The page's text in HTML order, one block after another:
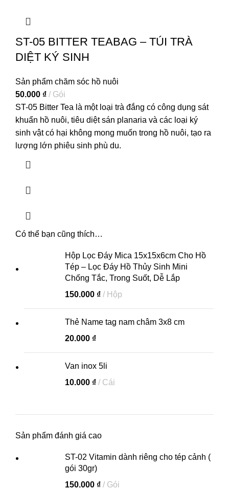
ST-05 BITTER TEABAG – TÚI TRÀ
DIỆT KÝ SINH
Sản phẩm chăm sóc hồ nuôi
50.000 ₫
Gói
ST-05 Bitter Tea là một loại trà đắng có công dụng sát
khuẩn hồ nuôi, tiêu diệt sán planaria và các loại ký
sinh vật có hại không mong muốn trong hồ nuôi, tạo ra
lượng lớn phiêu sinh phù du.
Có thể bạn cũng thích…
Hộp Lọc Đáy Mica 15x15x6cm Cho Hồ
Tép – Lọc Đáy Hồ Thủy Sinh Mini
Chống Tắc, Trong Suốt, Dễ Lắp
150.000 ₫ Hộp
Thẻ Name tag nam châm 3x8 cm
20.000 ₫
Van inox 5li
10.000 ₫ Cái
Sản phẩm đánh giá cao
ST-02 Vitamin dành riêng cho tép cảnh (
gói 30gr)
150.000 ₫ Gói